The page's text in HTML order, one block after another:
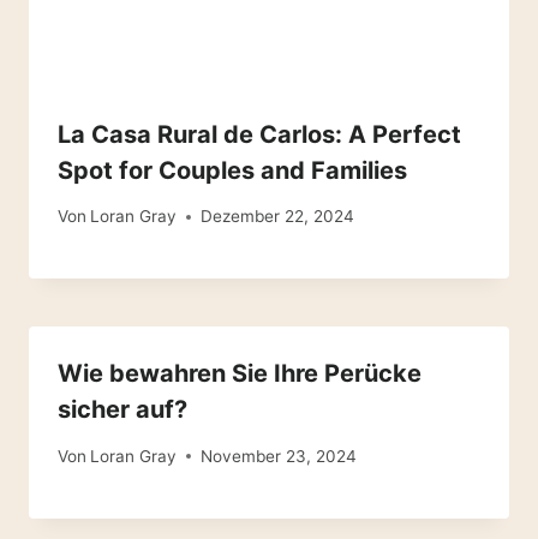
La Casa Rural de Carlos: A Perfect
Spot for Couples and Families
Von Loran Gray Dezember 22, 2024
Wie bewahren Sie Ihre Perücke
sicher auf?
Von Loran Gray November 23, 2024